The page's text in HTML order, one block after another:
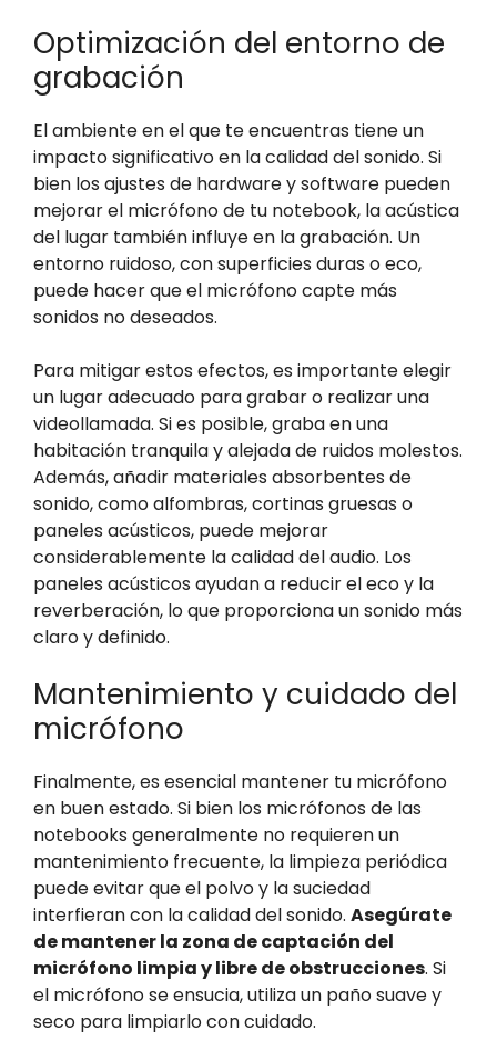
Optimización del entorno de
grabación
El ambiente en el que te encuentras tiene un
impacto significativo en la calidad del sonido. Si
bien los ajustes de hardware y software pueden
mejorar el micrófono de tu notebook, la acústica
del lugar también influye en la grabación. Un
entorno ruidoso, con superficies duras o eco,
puede hacer que el micrófono capte más
sonidos no deseados.
Para mitigar estos efectos, es importante elegir
un lugar adecuado para grabar o realizar una
videollamada. Si es posible, graba en una
habitación tranquila y alejada de ruidos molestos.
Además, añadir materiales absorbentes de
sonido, como alfombras, cortinas gruesas o
paneles acústicos, puede mejorar
considerablemente la calidad del audio. Los
paneles acústicos ayudan a reducir el eco y la
reverberación, lo que proporciona un sonido más
claro y definido.
Mantenimiento y cuidado del
micrófono
Finalmente, es esencial mantener tu micrófono
en buen estado. Si bien los micrófonos de las
notebooks generalmente no requieren un
mantenimiento frecuente, la limpieza periódica
puede evitar que el polvo y la suciedad
interfieran con la calidad del sonido. Asegúrate
de mantener la zona de captación del
micrófono limpia y libre de obstrucciones. Si
el micrófono se ensucia, utiliza un paño suave y
seco para limpiarlo con cuidado.